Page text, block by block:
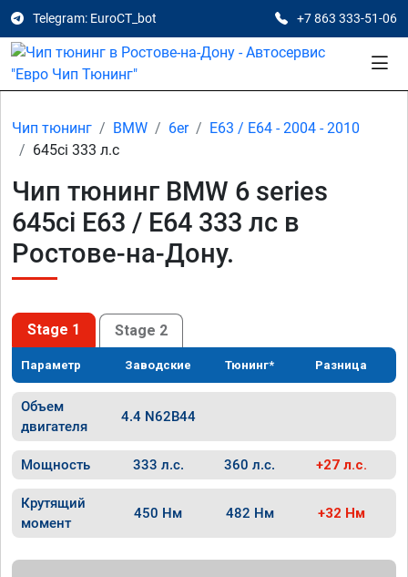
Telegram: EuroCT_bot +7 863 333-51-06
Чип тюнинг BMW 6er
E63 / E64 - 2004 - 2010
645ci 333 л.с
Чип тюнинг BMW 6 series
645ci E63 / E64 333 лс в
Ростове-на-Дону.
Stage 1 Stage 2
Параметр Заводские Тюнинг* Разница
Объем
двигателя
4.4 N62B44
Мощность 333 л.с. 360 л.с. +27 л.с.
Крутящий
момент
450 Нм 482 Нм +32 Нм